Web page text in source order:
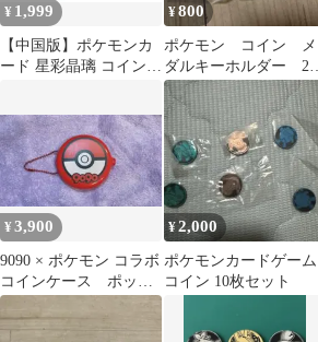
¥ 1,999
【中国版】ポケモンカ
ード 星彩晶璃 コインセ
¥800
ポケモン コイン メ
ダルキーホルダー 2個
セット カビゴン フ
ァイヤー 1998
¥3,900
9090 × ポケモン コラボ
コインケース ポッチ
ャマ モンスターボー
ル
¥2,000
ポケモンカードゲーム
コイン 10枚セット